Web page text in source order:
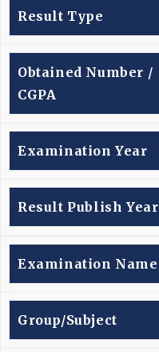
Result Type
Obtained Number /
CGPA
Examination Year
Result Publish Year
Examination Name
Group/subject